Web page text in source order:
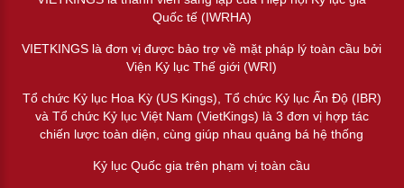
Quốc tế (IWRHA)
VIETKINGS là đơn vị được bảo trợ về mặt pháp lý toàn cầu bởi
Viện Kỷ lục Thế giới (WRI)
Tổ chức Kỷ lục Hoa Kỳ (US Kings), Tổ chức Kỷ lục Ấn Độ (IBR)
và Tổ chức Kỷ lục Việt Nam (VietKings) là 3 đơn vị hợp tác
chiến lược toàn diện, cùng giúp nhau quảng bá hệ thống
Kỷ lục Quốc gia trên phạm vị toàn cầu